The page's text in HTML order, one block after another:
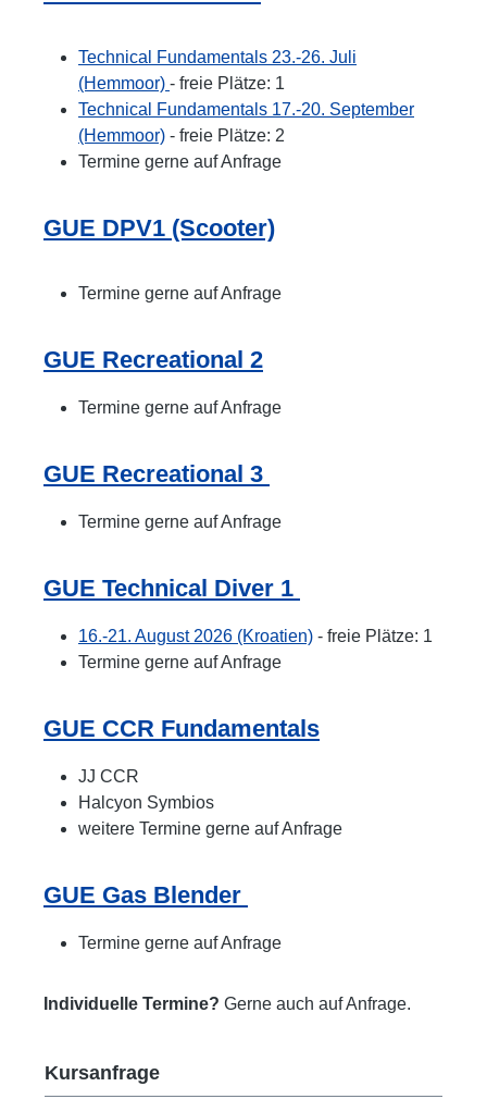
Technical Fundamentals 23.-26. Juli
(Hemmoor) - freie Plätze: 1
Technical Fundamentals 17.-20. September
(Hemmoor) - freie Plätze: 2
Termine gerne auf Anfrage
GUE DPV1 (Scooter)
Termine gerne auf Anfrage
GUE Recreational 2
Termine gerne auf Anfrage
GUE Recreational 3
Termine gerne auf Anfrage
GUE Technical Diver 1
16.-21. August 2026 (Kroatien) - freie Plätze: 1
Termine gerne auf Anfrage
GUE CCR Fundamentals
JJ CCR
Halcyon Symbios
weitere Termine gerne auf Anfrage
GUE Gas Blender
Termine gerne auf Anfrage
Individuelle Termine? Gerne auch auf Anfrage.
Kursanfrage